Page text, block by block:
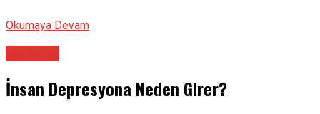
Okumaya Devam
İnsan Depresyona Neden Girer?